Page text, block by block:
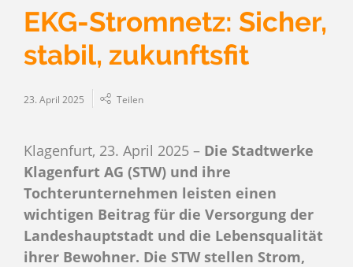
EKG-Stromnetz: Sicher,
stabil, zukunftsfit
23. April 2025 Teilen
Klagenfurt, 23. April 2025 – Die Stadtwerke
Klagenfurt AG (STW) und ihre
Tochterunternehmen leisten einen
wichtigen Beitrag für die Versorgung der
Landeshauptstadt und die Lebensqualität
ihrer Bewohner. Die STW stellen Strom,